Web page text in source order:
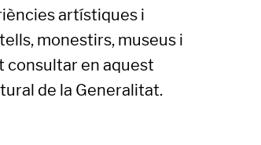
artístiques i
monestirs, museus i
consultar en aquest
de la Generalitat.